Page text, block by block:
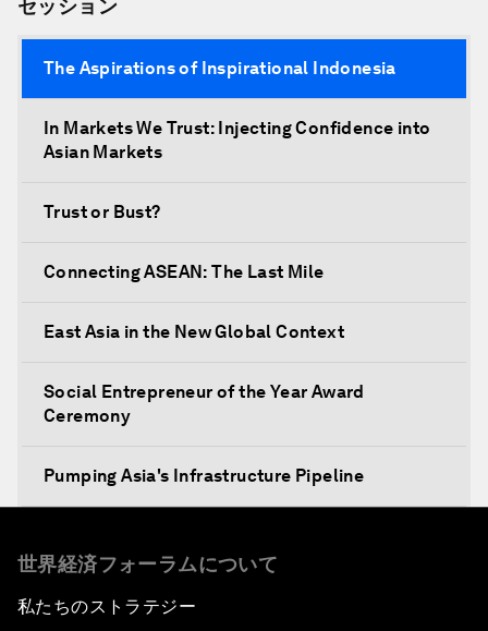
セッション
The Aspirations of Inspirational Indonesia
In Markets We Trust: Injecting Confidence into
Asian Markets
Trust or Bust?
Connecting ASEAN: The Last Mile
East Asia in the New Global Context
Social Entrepreneur of the Year Award
Ceremony
Pumping Asia's Infrastructure Pipeline
The New AEC Context
世界経済フォーラムについて
私たちのストラテジー